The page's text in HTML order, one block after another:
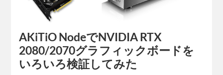
AKiTiO NodeでNVIDIA RTX
2080/2070グラフィックボードを
いろいろ検証してみた